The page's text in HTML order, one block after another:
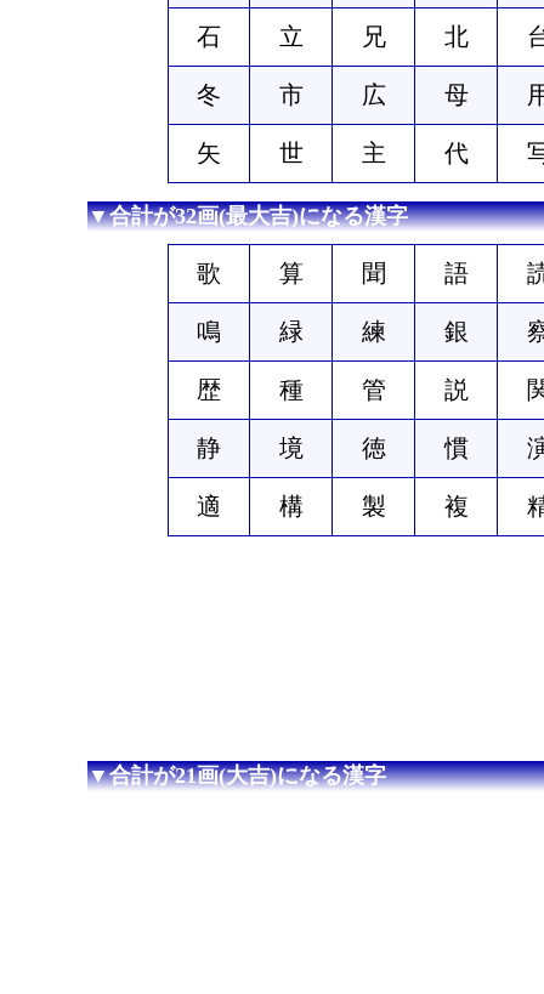
石 立 兄 北
冬 市 広 母
矢 世 主 代
▼合計が32画(最大吉)になる漢字
歌 算 聞 語
鳴 緑 練 銀
歴 種 管 説
静 境 徳 慣
適 構 製 複
▼合計が21画(大吉)になる漢字